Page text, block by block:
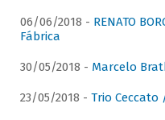
06/06/2018 - RENATO
Fábrica
30/05/2018 - Marcelo
23/05/2018 - Trio Ceccato